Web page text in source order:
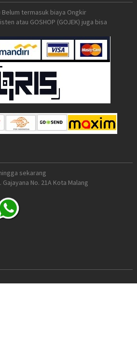
Belum termasuk biaya Ongkir
atau GOSHOP (GOJEK) juga bisa
sekarang
No. 21A Kota Malang